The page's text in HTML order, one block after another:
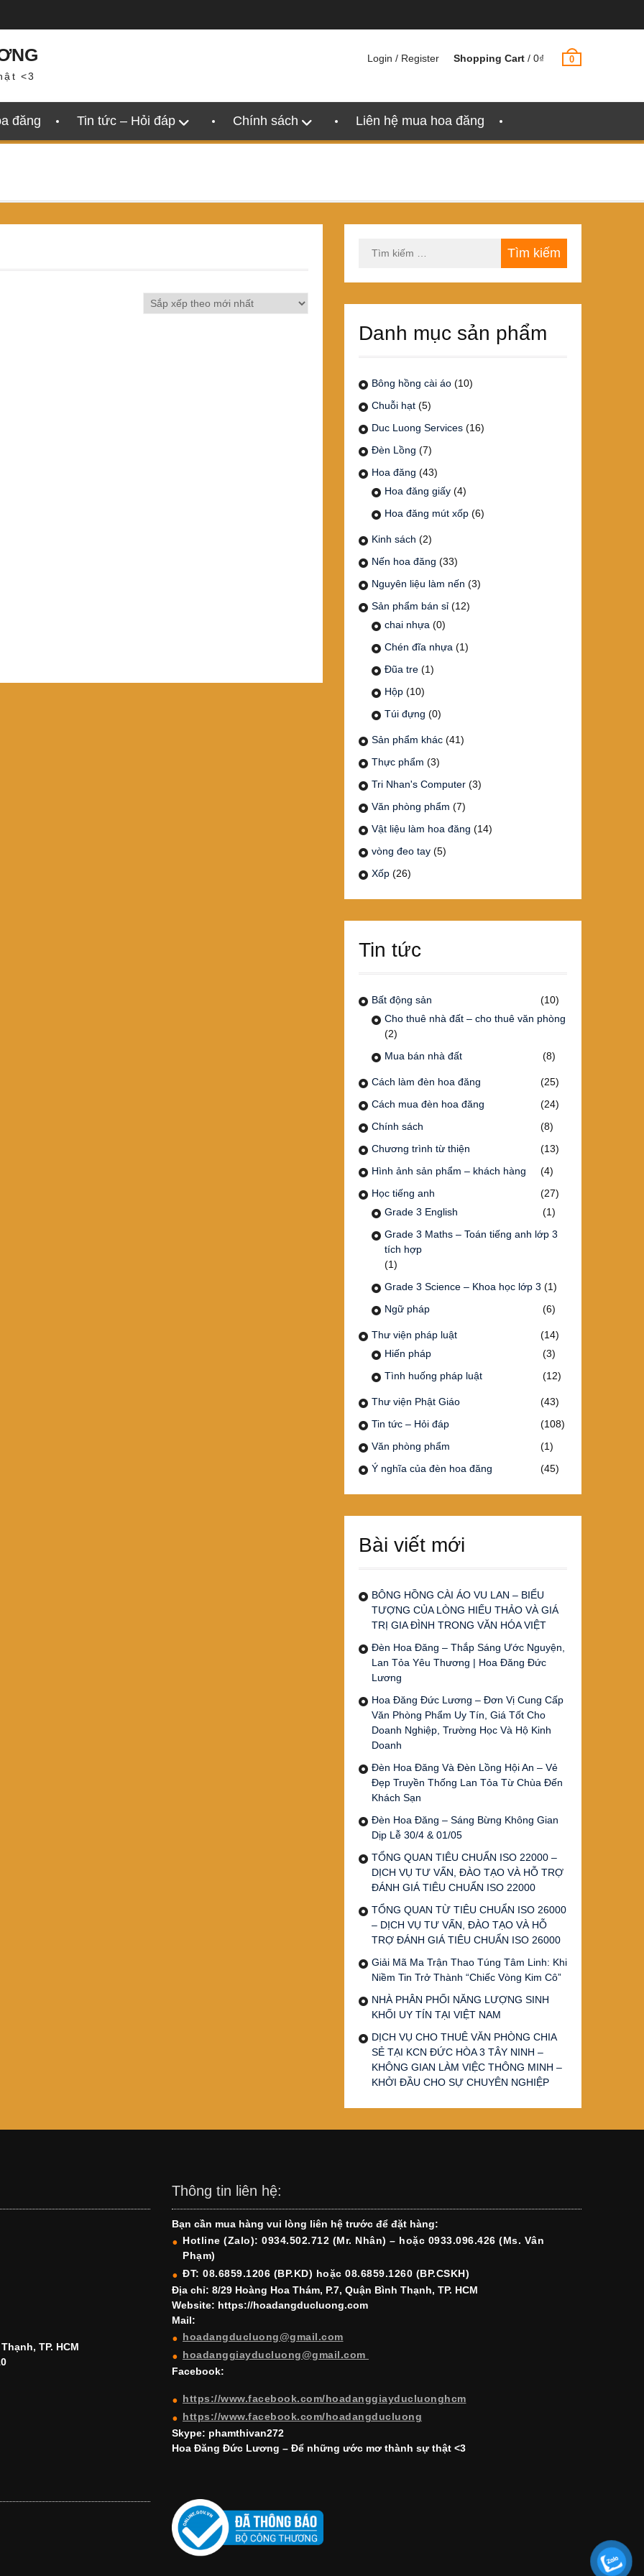
<3
Login / Register Shopping Cart / 0₫ 0
đăng Tin tức – Hỏi đáp Chính sách Liên hệ mua hoa đăng
kiếm
Danh mục sản phẩm
Bông hồng cài áo (10)
Chuỗi hạt (5)
Duc Luong Services (16)
Đèn Lồng (7)
Hoa đăng (43)
Hoa đăng giấy (4)
Hoa đăng mút xốp (6)
Kinh sách (2)
Nến hoa đăng (33)
Nguyên liệu làm nến (3)
Sản phẩm bán sỉ (12)
chai nhựa (0)
Chén đĩa nhựa (1)
Đũa tre (1)
Hộp (10)
Túi đựng (0)
Sản phẩm khác (41)
Thực phẩm (3)
Tri Nhan's Computer (3)
Văn phòng phẩm (7)
Vật liệu làm hoa đăng (14)
vòng đeo tay (5)
Xốp (26)
Tin tức
Bất động sản
(10)
Cho thuê nhà đất – cho thuê văn phòng
(2)
Mua bán nhà đất
(8)
Cách làm đèn hoa đăng
(25)
Cách mua đèn hoa đăng
(24)
Chính sách
(8)
Chương trình từ thiện
(13)
Hình ảnh sản phẩm – khách hàng
(4)
Học tiếng anh
(27)
Grade 3 English
(1)
Grade 3 Maths – Toán tiếng anh lớp 3
tích hợp
(1)
Grade 3 Science – Khoa học lớp 3 (1)
Ngữ pháp
(6)
Thư viện pháp luật
(14)
Hiến pháp
(3)
Tình huống pháp luật
(12)
Thư viện Phật Giáo
(43)
Tin tức – Hỏi đáp
(108)
Văn phòng phẩm
(1)
Ý nghĩa của đèn hoa đăng
(45)
Bài viết mới
BÔNG HỒNG CÀI ÁO VU LAN – BIỂU
TƯỢNG CỦA LÒNG HIẾU THẢO VÀ GIÁ
TRỊ GIA ĐÌNH TRONG VĂN HÓA VIỆT
Đèn Hoa Đăng – Thắp Sáng Ước Nguyện,
Lan Tỏa Yêu Thương | Hoa Đăng Đức
Lương
Hoa Đăng Đức Lương – Đơn Vị Cung Cấp
Văn Phòng Phẩm Uy Tín, Giá Tốt Cho
Doanh Nghiệp, Trường Học Và Hộ Kinh
Doanh
Đèn Hoa Đăng Và Đèn Lồng Hội An – Vẻ
Đẹp Truyền Thống Lan Tỏa Từ Chùa Đến
Khách Sạn
Đèn Hoa Đăng – Sáng Bừng Không Gian
Dịp Lễ 30/4 & 01/05
TỔNG QUAN TIÊU CHUẨN ISO 22000 –
DỊCH VỤ TƯ VẤN, ĐÀO TẠO VÀ HỖ TRỢ
ĐÁNH GIÁ TIÊU CHUẨN ISO 22000
TỔNG QUAN TỪ TIÊU CHUẨN ISO 26000
– DỊCH VỤ TƯ VẤN, ĐÀO TẠO VÀ HỖ
TRỢ ĐÁNH GIÁ TIÊU CHUẨN ISO 26000
Giải Mã Ma Trận Thao Túng Tâm Linh: Khi
Niềm Tin Trở Thành “Chiếc Vòng Kim Cô”
NHÀ PHÂN PHỐI NĂNG LƯỢNG SINH
KHỐI UY TÍN TẠI VIỆT NAM
DỊCH VỤ CHO THUÊ VĂN PHÒNG CHIA
SẺ TẠI KCN ĐỨC HÒA 3 TÂY NINH –
KHÔNG GIAN LÀM VIỆC THÔNG MINH –
KHỞI ĐẦU CHO SỰ CHUYÊN NGHIỆP
TP. HCM
Thông tin liên hệ:
Bạn cần mua hàng vui lòng liên hệ trước để đặt hàng:
Hotline (Zalo): 0934.502.712 (Mr. Nhân) – hoặc 0933.096.426 (Ms. Vân
Phạm)
ĐT: 08.6859.1206 (BP.KD) hoặc 08.6859.1260 (BP.CSKH)
Địa chỉ: 8/29 Hoàng Hoa Thám, P.7, Quận Bình Thạnh, TP. HCM
Website: https://hoadangducluong.com
Mail:
hoadangducluong@gmail.com
hoadanggiayducluong@gmail.com
Facebook:
https://www.facebook.com/hoadanggiayducluonghcm
https://www.facebook.com/hoadangducluong
Skype: phamthivan272
Hoa Đăng Đức Lương – Để những ước mơ thành sự thật <3